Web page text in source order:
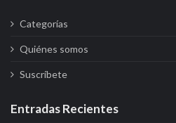
Categorías
Quiénes somos
Suscríbete
Entradas Recientes